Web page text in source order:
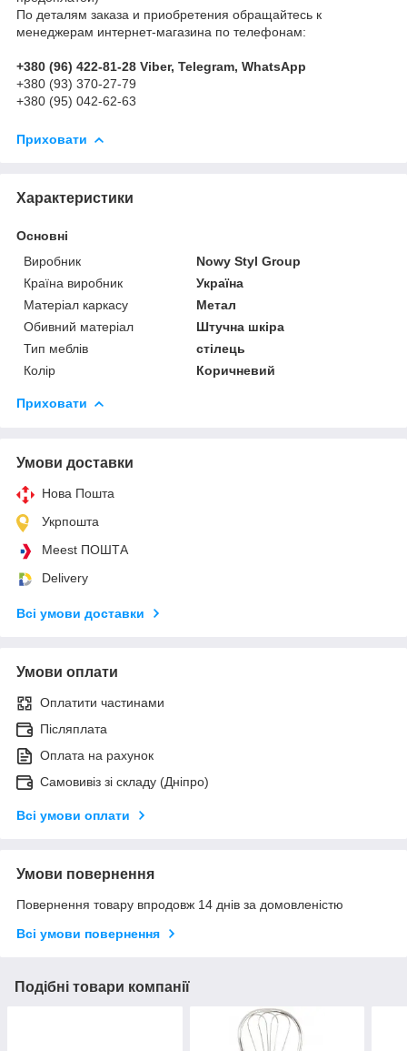
По деталям заказа и приобретения обращайтесь к
менеджерам интернет-магазина по телефонам:
+380 (96) 422-81-28 Viber, Telegram, WhatsApp
+380 (93) 370-27-79
+380 (95) 042-62-63
Приховати
Характеристики
Основні
Виробник
Nowy Styl Group
Країна виробник
Україна
Матеріал каркасу
Метал
Обивний матеріал
Штучна шкіра
Тип меблів
стілець
Колір
Коричневий
Приховати
Умови доставки
Нова Пошта
Укрпошта
Meest ПОШТА
Delivery
Всі умови доставки
Умови оплати
Оплатити частинами
Післяплата
Оплата на рахунок
Самовивіз зі складу (Дніпро)
Всі умови оплати
Умови повернення
Повернення товару впродовж 14 днів за домовленістю
Всі умови повернення
Подібні товари компанії